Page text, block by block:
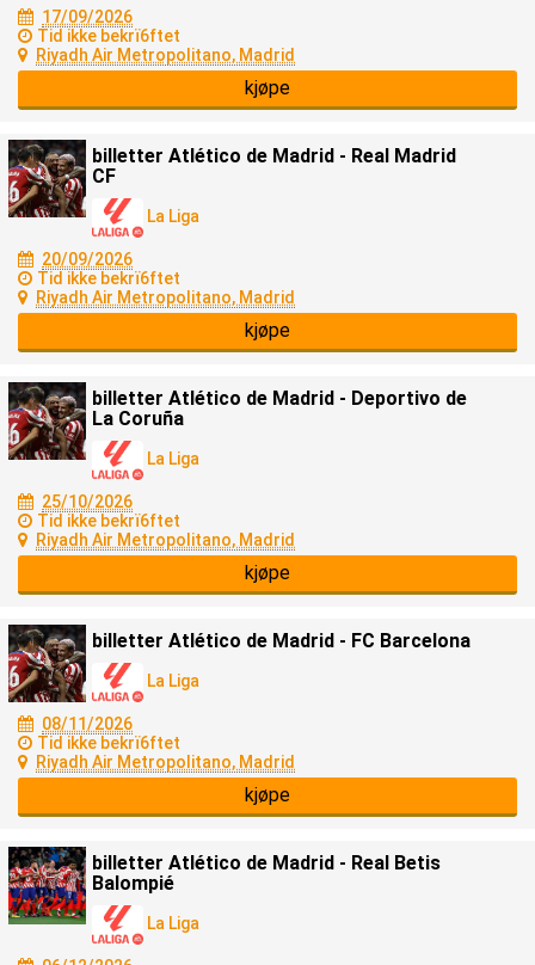
17/09/2026
Tid ikke bekrï6ftet
Riyadh Air Metropolitano, Madrid
kjøpe
billetter Atlético de Madrid - Real Madrid
CF
La Liga
20/09/2026
Tid ikke bekrï6ftet
Riyadh Air Metropolitano, Madrid
kjøpe
billetter Atlético de Madrid - Deportivo de
La Coruña
La Liga
25/10/2026
Tid ikke bekrï6ftet
Riyadh Air Metropolitano, Madrid
kjøpe
billetter Atlético de Madrid - FC Barcelona
La Liga
08/11/2026
Tid ikke bekrï6ftet
Riyadh Air Metropolitano, Madrid
kjøpe
billetter Atlético de Madrid - Real Betis
Balompié
La Liga